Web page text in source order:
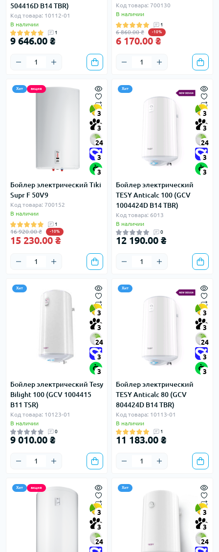
504416D B14 TBR)
Код товара: 10112-01
В наличии
1
9 646.00 ₴
Код товара: 700130
В наличии
1
6 860.00 ₴ -10%
6 170.00 ₴
Хит акция
3
3
24
3
3
Бойлер электрический Tiki
Supr F 50V9
Код товара: 700152
В наличии
1
16 920.00 ₴ -10%
15 230.00 ₴
Хит
3
3
24
3
3
Бойлер электрический
TESY Anticalc 100 (GCV
1004424D B14 TBR)
Код товара: 6013
В наличии
0
12 190.00 ₴
Хит
3
3
24
3
3
Бойлер электрический Tesy
Bilight 100 (GCV 1004415
B11 TSR)
Код товара: 10123-01
В наличии
0
9 010.00 ₴
Хит
3
3
24
3
3
Бойлер электрический
TESY Anticalc 80 (GCV
804424D B14 TBR)
Код товара: 10113-01
В наличии
1
11 183.00 ₴
Хит акция
3
3
24
Хит
3
3
24